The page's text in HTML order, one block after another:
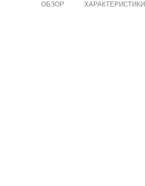
ОБЗОР ХАРАКТЕРИСТИКИ